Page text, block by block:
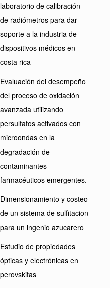
laboratorio de calibración
de radiómetros para dar
soporte a la industria de
dispositivos médicos en
costa rica
Evaluación del desempeño
del proceso de oxidación
avanzada utilizando
persulfatos activados con
microondas en la
degradación de
contaminantes
farmacéuticos emergentes.
Dimensionamiento y costeo
de un sistema de sulfitacion
para un ingenio azucarero
Estudio de propiedades
ópticas y electrónicas en
perovskitas